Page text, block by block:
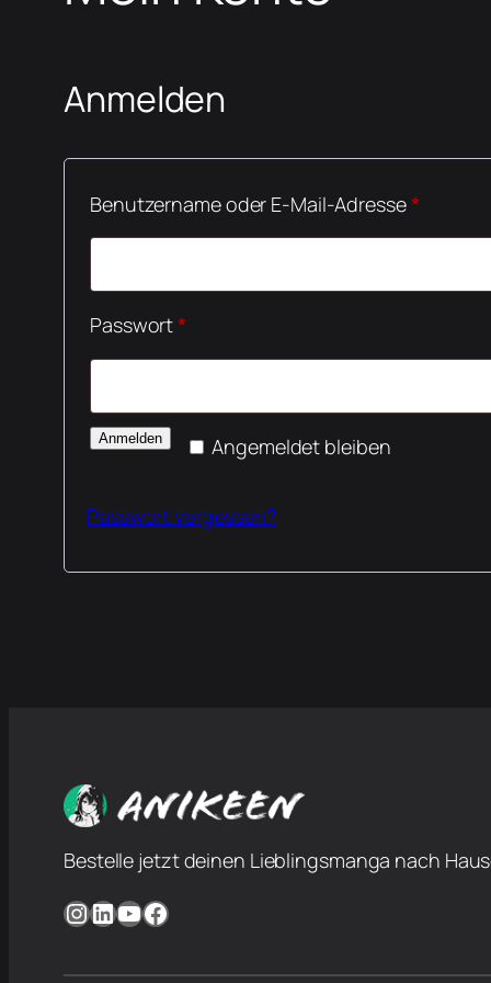
Anmelden
Benutzername oder E-Mail-Adresse*
Passwort*
Angemeldet bleiben
Anmelden
Passwort vergessen?
Bestelle jetzt deinen Lieblingsmanga nach
InstagramLinkedIn YouTube Facebook